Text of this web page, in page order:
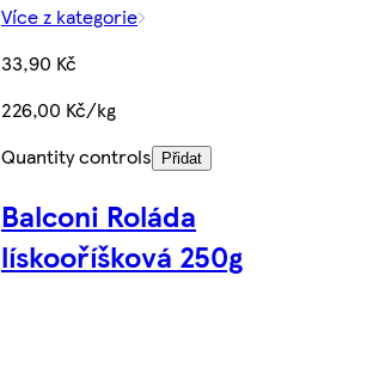
Více z kategorie
33,90 Kč
226,00 Kč/kg
Quantity controls
Přidat
Balconi Roláda
lískooříšková 250g